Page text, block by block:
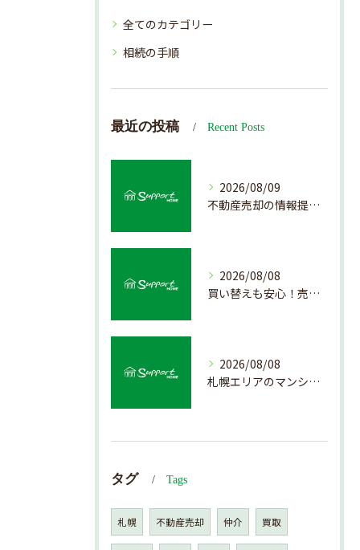
全てのカテゴリー
相続の手順
最近の投稿 Recent Posts
2026/08/09
不動産売却の情報提供を通じて北海道札幌市で後悔しない売却を実現するためのポイント
2026/08/08
買い替えも安心！売却プロセスの簡略化方法
2026/08/08
札幌エリアのマンション売却で失敗しない査定の秘訣
タグ Tags
札幌 不動産売却 仲介 買取